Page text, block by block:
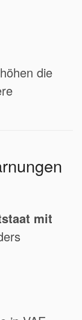
die
mit